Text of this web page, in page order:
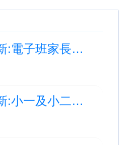
學校相片更新:電子班家長工作坊
學校影片更新:小一及小二提燈會